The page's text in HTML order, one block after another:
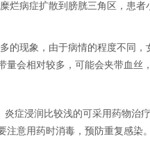
烂病症扩散到膀胱三角区，患
的现象，由于病情的程度不同
量会相对较多，可能会夹带血丝
炎症浸润比较浅的可采用药物治
意用药时消毒，预防重复感染。